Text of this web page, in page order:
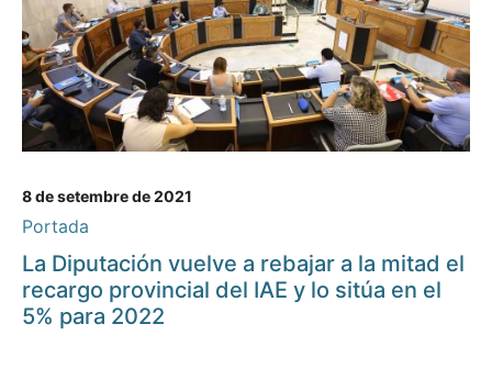
8 de setembre de 2021
Portada
La Diputación vuelve a rebajar a la mitad el
recargo provincial del IAE y lo sitúa en el
5% para 2022